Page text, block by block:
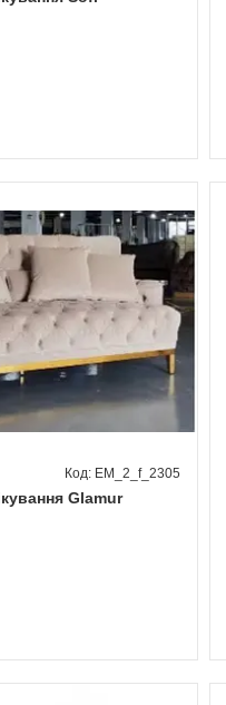
Glamur
EM_2_f_2305